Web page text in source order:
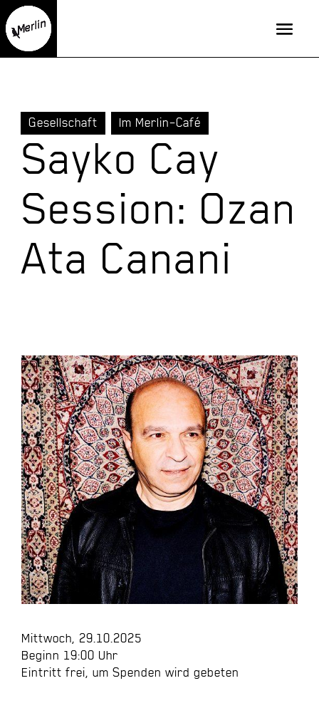
Gesellschaft Im Merlin–Café
Sayko Cay
Session: Ozan
Ata Canani
Mittwoch, 29.10.2025
Beginn 19:00 Uhr
Eintritt frei, um Spenden wird gebeten